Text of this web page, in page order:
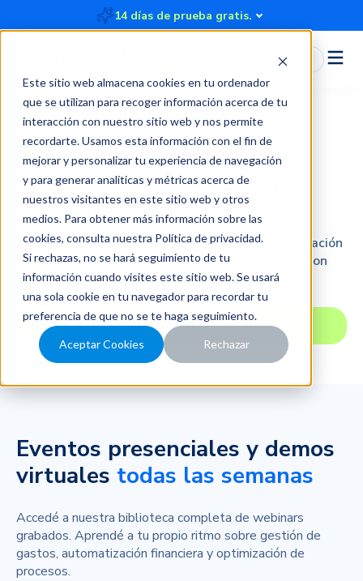
Este sitio web almacena cookies en tu ordenador
que se utilizan para recoger información acerca de tu
interacción con nuestro sitio web y nos permite
recordarte. Usamos esta información con el fin de
mejorar y personalizar tu experiencia de navegación
y para generar analíticas y métricas acerca de
nuestros visitantes en este sitio web y otros
medios. Para obtener más información sobre las
cookies, consulta nuestra Política de privacidad.
Si rechazas, no se hará seguimiento de tu
información cuando visites este sitio web. Se usará
una sola cookie en tu navegador para recordar tu
preferencia de que no se te haga seguimiento.
Aceptar Cookies Rechazar
14 días de prueba gratis.
Iniciar Sesión
Webinars Rindegastos:
capacitaciones en gestión
financiera
Participá de webinars gratuitos sobre automatización
de gastos, rendición digital y gestión financiera con
expertos de Rindegastos.
Solicitar demo
Eventos presenciales y demos
virtuales todas las semanas
Accedé a nuestra biblioteca completa de webinars
grabados. Aprendé a tu propio ritmo sobre gestión de
gastos, automatización financiera y optimización de
procesos.